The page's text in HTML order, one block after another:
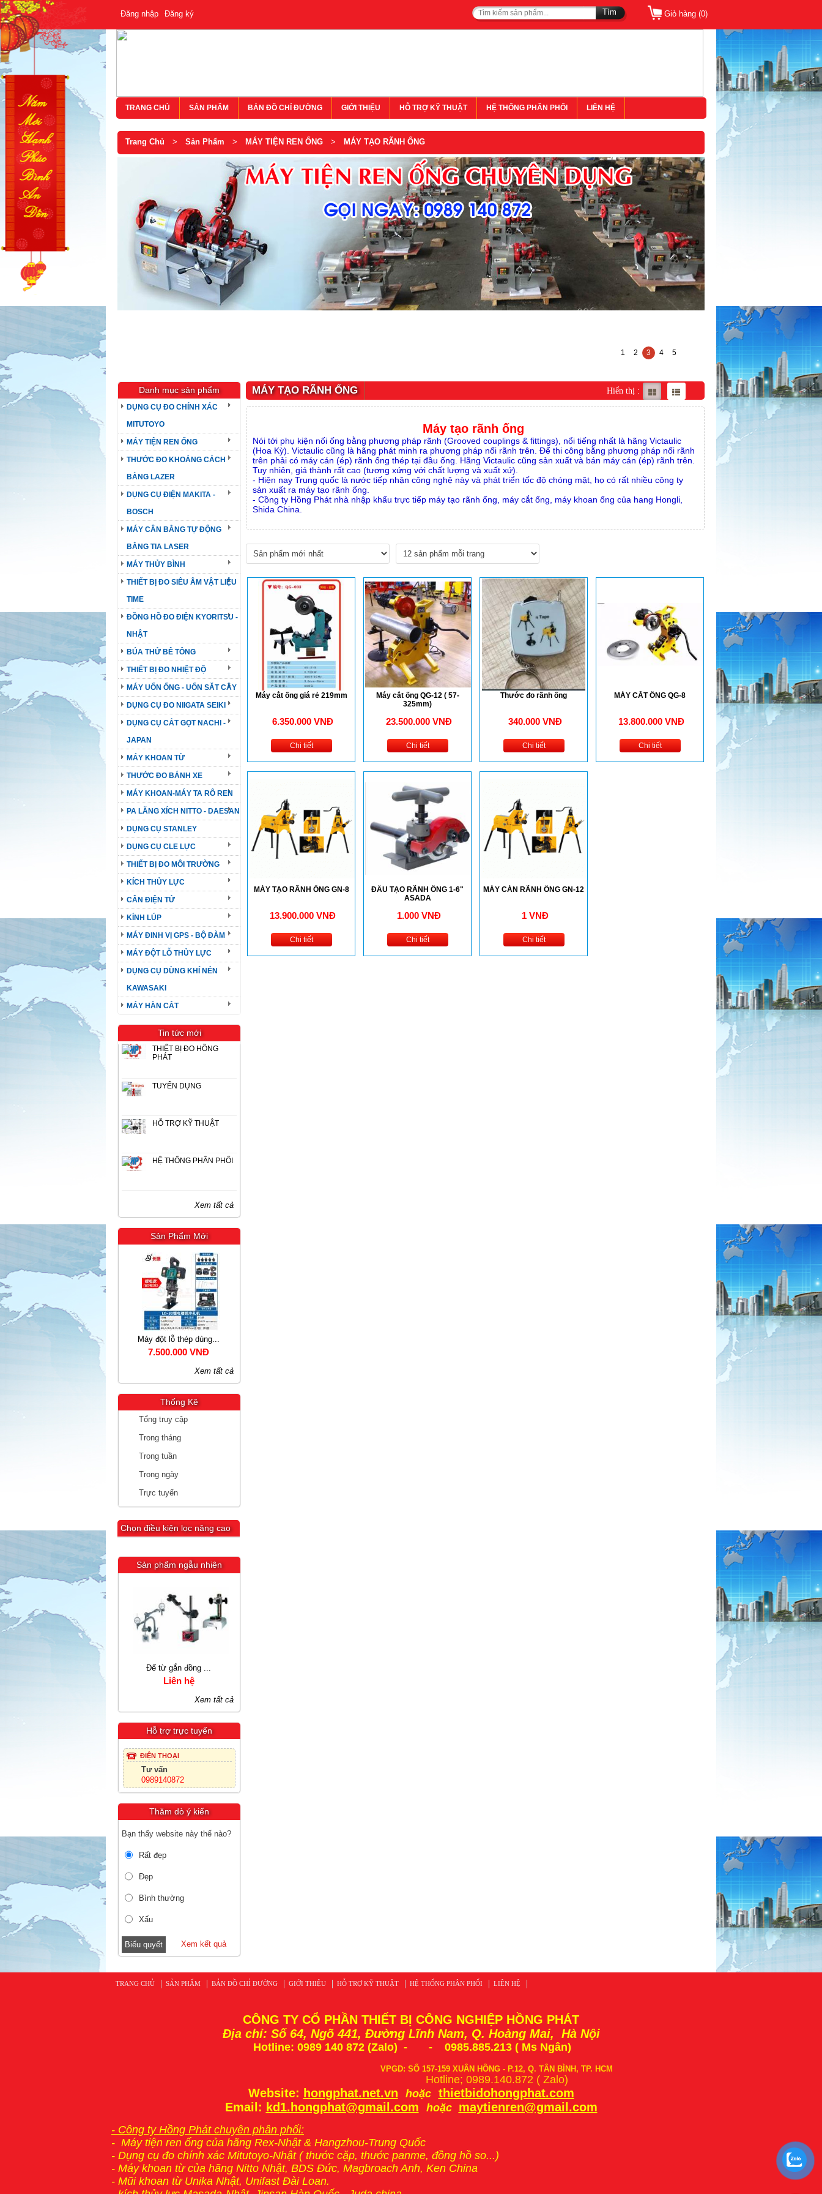
Đăng nhập Đăng ký Giỏ hàng (0)
Tìm
TRANG CHỦ SẢN PHẨM BẢN ĐỒ CHỈ ĐƯỜNG GIỚI THIỆU HỖ TRỢ KỸ THUẬT HỆ THỐNG PHÂN PHỐI LIÊN HỆ
Trang Chủ > Sản Phẩm > MÁY TIỆN REN ỐNG > MÁY TẠO RÃNH ỐNG
1 2 3 4 5
Danh mục sản phẩm
DỤNG CỤ ĐO CHÍNH XÁC
MITUTOYO
MÁY TIỆN REN ỐNG
THƯỚC ĐO KHOẢNG CÁCH
BẰNG LAZER
DỤNG CỤ ĐIỆN MAKITA -
BOSCH
MÁY CÂN BẰNG TỰ ĐỘNG
BẰNG TIA LASER
MÁY THỦY BÌNH
THIẾT BỊ ĐO SIÊU ÂM VẬT LIỆU
TIME
ĐỒNG HỒ ĐO ĐIỆN KYORITSU -
NHẬT
BÚA THỬ BÊ TÔNG
THIẾT BỊ ĐO NHIỆT ĐỘ
MÁY UỐN ỐNG - UỐN SĂT CÂY
DỤNG CỤ ĐO NIIGATA SEIKI
DỤNG CỤ CẮT GỌT NACHI -
JAPAN
MÁY KHOAN TỪ
THƯỚC ĐO BÁNH XE
MÁY KHOAN-MÁY TA RÔ REN
PA LĂNG XÍCH NITTO - DAESAN
DỤNG CỤ STANLEY
DỤNG CỤ CLE LỰC
THIẾT BỊ ĐO MÔI TRƯỜNG
KÍCH THỦY LỰC
CÂN ĐIỆN TỬ
KÍNH LÚP
MÁY ĐINH VỊ GPS - BỘ ĐÀM
MÁY ĐỘT LỖ THỦY LỰC
DỤNG CỤ DÙNG KHÍ NÉN
KAWASAKI
MÁY HÀN CẮT
Tin tức mới
THIẾT BỊ ĐO HỒNG
PHÁT
TUYỂN DỤNG
HỖ TRỢ KỸ THUẬT
HỆ THỐNG PHÂN PHỐI
Xem tất cả
Sản Phẩm Mới
Máy đột lỗ thép dùng... Máy uốn sắt ĐÔNG PHO...
Liên hệ
Xem tất cả
Thống Kê
Tổng truy cập
Trong tháng
Trong tuần
Trong ngày
Trực tuyến
Chọn điều kiện lọc nâng cao
Sản phẩm ngẫu nhiên
Thước cặp du xí...
1.889.980 VNĐ
Xem tất cả
Hỗ trợ trực tuyến
ĐIỆN THOẠI
Tư vấn
0989140872
Thăm dò ý kiến
Bạn thấy website này thế nào?
Rất đẹp
Đẹp
Bình thường
Xấu
Xem kết quả
MÁY TẠO RÃNH ỐNG Hiển thị :
Máy tạo rãnh ống
Nói tới phụ kiện nối ống bằng phương pháp rãnh (Grooved couplings & fittings), nổi tiếng nhất là hãng Victaulic
(Hoa Kỳ). Victaulic cũng là hãng phát minh ra phương pháp nối rãnh trên. Để thi công bằng phương pháp nối rãnh
trên phải có máy cán (ép) rãnh ống thép tại đầu ống. Hãng Victaulic cũng sản xuất và bán máy cán (ép) rãnh trên.
Tuy nhiên, giá thành rất cao (tương xứng với chất lượng và xuất xứ).
- Hiện nay Trung quốc là nước tiếp nhận công nghệ này và phát triển tốc độ chóng mặt, họ có rất nhiều công ty
sản xuất ra máy tạo rãnh ống.
- Cồng ty Hồng Phát nhà nhập khẩu trực tiếp máy tạo rãnh ống, máy cắt ống, máy khoan ống của hang Hongli,
Shida China.
Máy cắt ống giá rẻ 219mm
6.350.000 VNĐ
Chi tiết
Máy cắt ống QG-12 ( 57-
325mm)
23.500.000 VNĐ
Chi tiết
Thước đo rãnh ống
340.000 VNĐ
Chi tiết
MÁY CẮT ỐNG QG-8
13.800.000 VNĐ
Chi tiết
MÁY TẠO RÃNH ỐNG GN-8
13.900.000 VNĐ
Chi tiết
ĐẦU TẠO RÃNH ỐNG 1-6"
ASADA
1.000 VNĐ
Chi tiết
MÁY CÁN RÃNH ỐNG GN-12
1 VNĐ
Chi tiết
TRANG CHỦ SẢN PHẨM BẢN ĐỒ CHỈ ĐƯỜNG GIỚI THIỆU HỖ TRỢ KỸ THUẬT HỆ THỐNG PHÂN PHỐI LIÊN HỆ
CÔNG TY CỔ PHẦN THIẾT BỊ CÔNG NGHIỆP HỒNG PHÁT
Địa chỉ: Số 64, Ngõ 441, Đường Lĩnh Nam, Q. Hoàng Mai, Hà Nội
Hotline: 0989 140 872 (Zalo) - - 0985.885.213 ( Ms Ngân)
VPGD: SỐ 157-159 XUÂN HỒNG - P.12, Q. TÂN BÌNH, TP. HCM
Hotline; 0989.140.872 ( Zalo)
Website: hongphat.net.vn hoặc
thietbidohongphat.com
Email: kd1.hongphat@gmail.com hoặc maytienren@gmail.com
- Công ty Hồng Phát chuyên phân phối:
- Máy tiện ren ống của hãng Rex-Nhật & Hangzhou-Trung Quốc
- Dụng cụ đo chính xác Mitutoyo-Nhật ( thước cặp, thước panme, đồng hồ so...)
- Máy khoan từcủa hãng Nitto Nhật, BDS Đức, Magbroach Anh, Ken China
- Mũi khoan từ Unika Nhật, Unifast Đài Loan.